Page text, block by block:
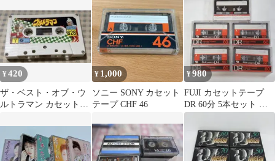
¥420
ザ・ベスト・オブ・ウ
ルトラマン カセットテ
¥ 1,000
ソニー SONY カセット
テープ CHF 46
¥980
FUJI カセットテープ
DR 60分 5本セット 中
古